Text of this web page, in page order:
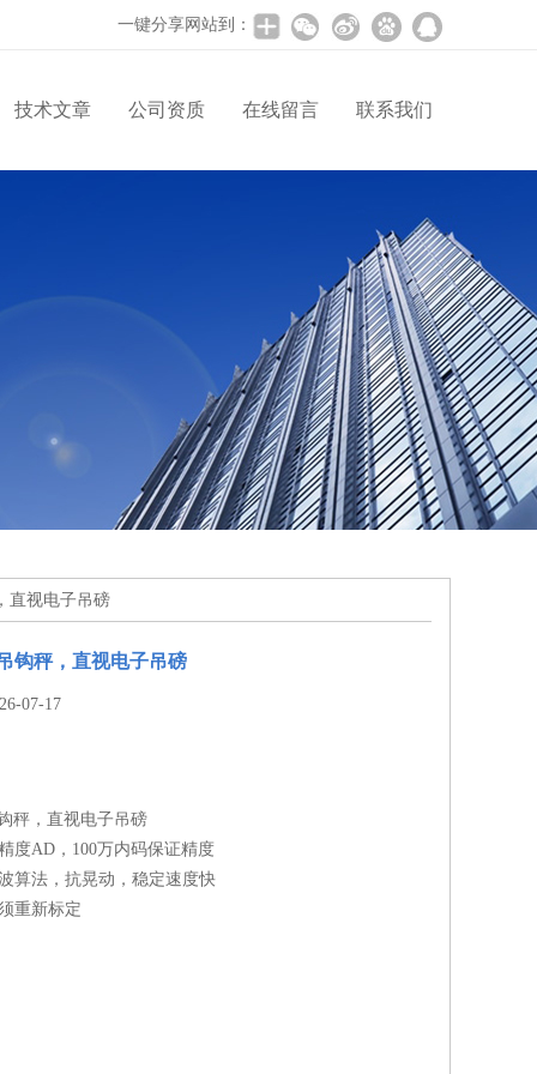
一键分享网站到：
技术文章 公司资质 在线留言 联系我们
直视电子吊磅
钩秤，直视电子吊磅
07-17
秤，直视电子吊磅
度AD，100万内码保证精度
算法，抗晃动，稳定速度快
重新标定